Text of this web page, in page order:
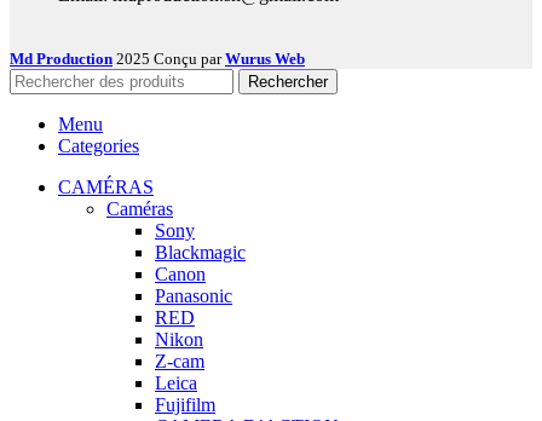
Md Production 2025 Conçu parWurus Web
Rechercher
Menu
Categories
CAMÉRAS
Caméras
Sony
Blackmagic
Canon
Panasonic
RED
Nikon
Z-cam
Leica
Fujifilm